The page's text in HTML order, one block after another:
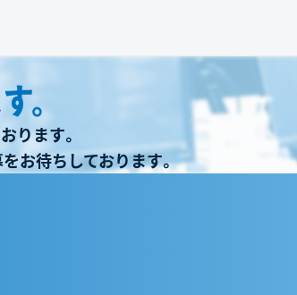
ります。
お待ちしております。